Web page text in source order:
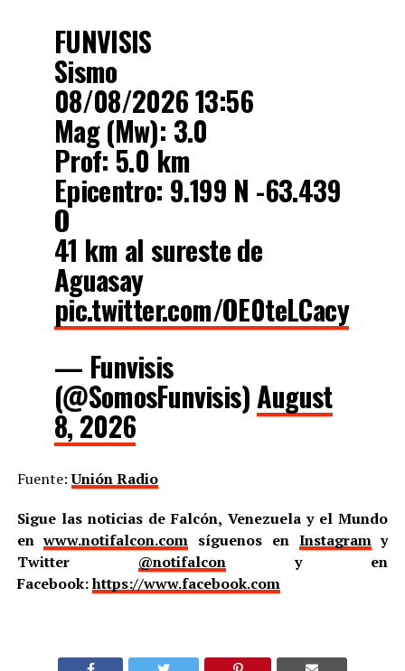
FUNVISIS
Sismo
08/08/2026 13:56
Mag (Mw): 3.0
Prof: 5.0 km
Epicentro: 9.199 N -63.439
O
41 km al sureste de
Aguasay
pic.twitter.com/OE0teLCacy
— Funvisis
(@SomosFunvisis)August
8, 2026
Fuente:Unión Radio
Sigue las noticias de Falcón, Venezuela y el Mundo
enwww.notifalcon.com síguenos en Instagramy
Twitter @notifalcony en
Facebook:https://www.facebook.com